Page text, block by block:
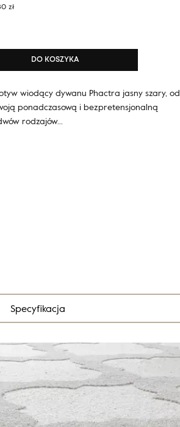
zł
DO KOSZYKA
wiodący dywanu Phactra jasny szary, od
ponadczasową i bezpretensjonalną
rodzajów…
Specyfikacja